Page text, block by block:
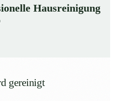
Hausreinigung
gereinigt